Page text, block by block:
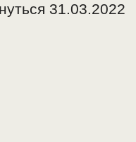
31.03.2022